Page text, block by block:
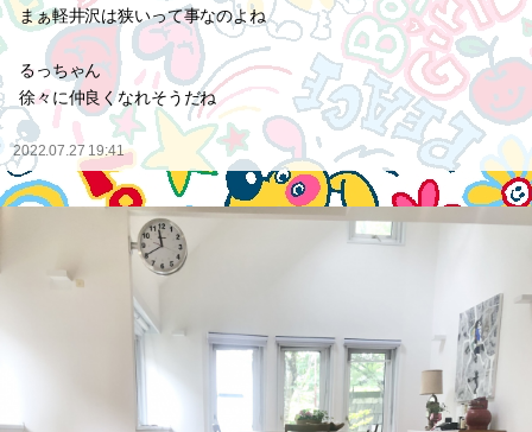
まぁ軽井沢は狭いって事なのよね
るっちゃん
徐々に仲良くなれそうだね
2022.07.27 19:41